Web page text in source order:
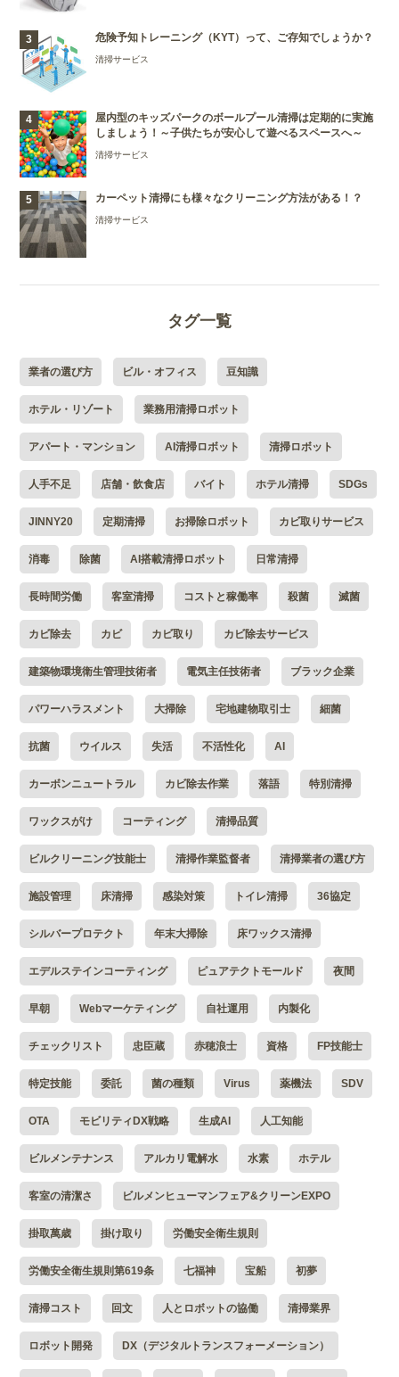
危険予知トレーニング（KYT）って、ご存知でしょうか？
清掃サービス
屋内型のキッズパークのボールプール清掃は定期的に実施
しましょう！～子供たちが安心して遊べるスペースへ～
清掃サービス
カーペット清掃にも様々なクリーニング方法がある！？
清掃サービス
タグ一覧
業者の選び方 ビル・オフィス 豆知識
ホテル・リゾート 業務用清掃ロボット
アパート・マンション AI清掃ロボット 清掃ロボット
人手不足 店舗・飲食店 バイト ホテル清掃 SDGs
JINNY20 定期清掃 お掃除ロボット カビ取りサービス
消毒 除菌 AI搭載清掃ロボット 日常清掃
長時間労働 客室清掃 コストと稼働率 殺菌 滅菌
カビ除去 カビ カビ取り カビ除去サービス
建築物環境衛生管理技術者 電気主任技術者 ブラック企業
パワーハラスメント 大掃除 宅地建物取引士 細菌
抗菌 ウイルス 失活 不活性化 AI
カーボンニュートラル カビ除去作業 落語 特別清掃
ワックスがけ コーティング 清掃品質
ビルクリーニング技能士 清掃作業監督者 清掃業者の選び方
施設管理 床清掃 感染対策 トイレ清掃 36協定
シルバープロテクト 年末大掃除 床ワックス清掃
エデルステインコーティング ピュアテクトモールド 夜間
早朝 Webマーケティング 自社運用 内製化
チェックリスト 忠臣蔵 赤穂浪士 資格 FP技能士
特定技能 委託 菌の種類 Virus 薬機法 SDV
OTA モビリティDX戦略 生成AI 人工知能
ビルメンテナンス アルカリ電解水 水素 ホテル
客室の清潔さ ビルメンヒューマンフェア&クリーンEXPO
掛取萬歳 掛け取り 労働安全衛生規則
労働安全衛生規則第619条 七福神 宝船 初夢
清掃コスト 回文 人とロボットの協働 清掃業界
ロボット開発 DX（デジタルトランスフォーメーション）